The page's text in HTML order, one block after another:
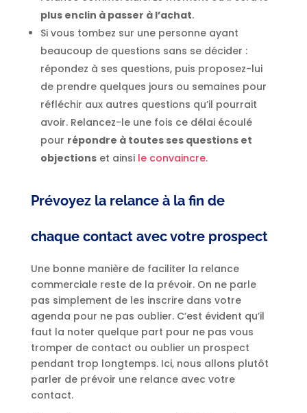
plus enclin à passer à l’achat.
Si vous tombez sur une personne ayant
beaucoup de questions sans se décider :
répondez à ses questions, puis proposez-lui
de prendre quelques jours ou semaines pour
réfléchir aux autres questions qu’il pourrait
avoir. Relancez-le une fois ce délai écoulé
pour répondre à toutes ses questions et
objectionset ainsi le convaincre.
Prévoyez la relance à la fin de
chaque contact avec votre prospect
Une bonne manière de faciliter la relance
commerciale reste de la prévoir. On ne parle
pas simplement de les inscrire dans votre
agenda pour ne pas oublier. C’est évident qu’il
faut la noter quelque part pour ne pas vous
tromper de contact ou oublier un prospect
pendant trop longtemps. Ici, nous allons plutôt
parler de prévoir une relance avec votre
contact.